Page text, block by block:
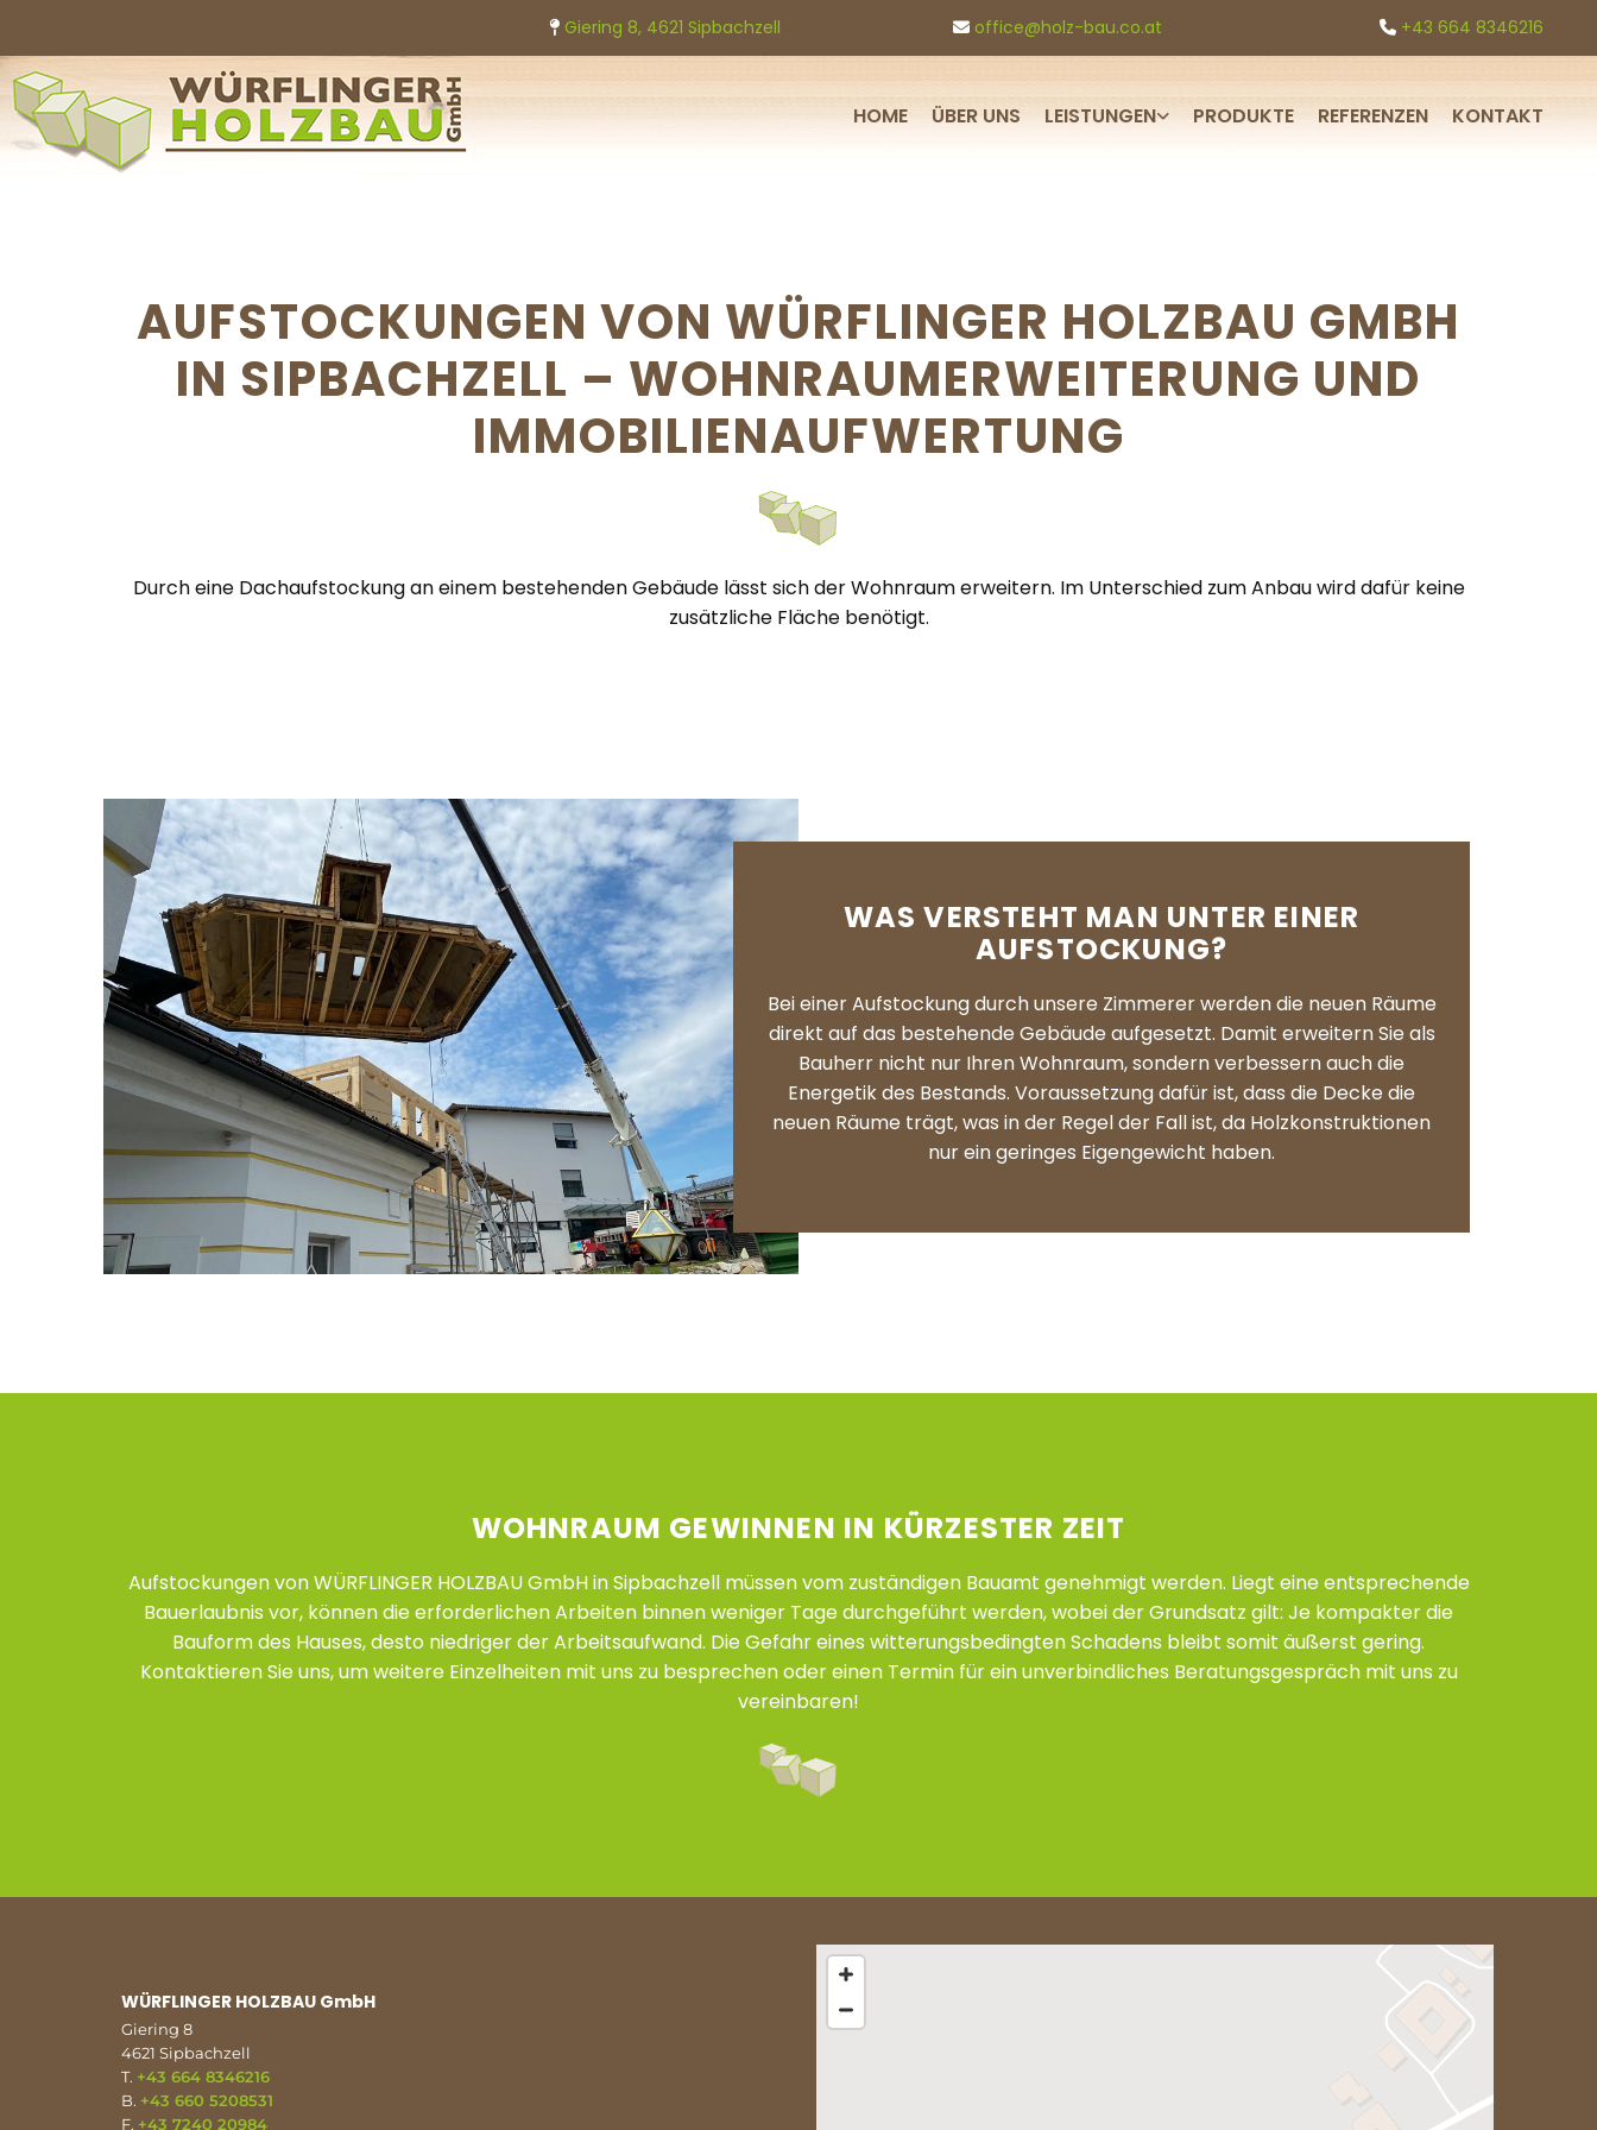
 Giering 8, 4621 Sipbachzell  office@holz-bau.co.at  +43 664 8346216
HOME ÜBER UNS LEISTUNGEN PRODUKTE REFERENZEN KONTAKT
AUFSTOCKUNGEN VON WÜRFLINGER HOLZBAU GMBH
IN SIPBACHZELL – WOHNRAUMERWEITERUNG UND
IMMOBILIENAUFWERTUNG
Durch eine Dachaufstockung an einem bestehenden Gebäude lässt sich der Wohnraum erweitern. Im Unterschied zum Anbau wird dafür keine
zusätzliche Fläche benötigt.
WAS VERSTEHT MAN UNTER EINER
AUFSTOCKUNG?
Bei einer Aufstockung durch unsere Zimmerer werden die neuen Räume
direkt auf das bestehende Gebäude aufgesetzt. Damit erweitern Sie als
Bauherr nicht nur Ihren Wohnraum, sondern verbessern auch die
Energetik des Bestands. Voraussetzung dafür ist, dass die Decke die
neuen Räume trägt, was in der Regel der Fall ist, da Holzkonstruktionen
nur ein geringes Eigengewicht haben.
WOHNRAUM GEWINNEN IN KÜRZESTER ZEIT
Aufstockungen von WÜRFLINGER HOLZBAU GmbH in Sipbachzell müssen vom zuständigen Bauamt genehmigt werden. Liegt eine entsprechende
Bauerlaubnis vor, können die erforderlichen Arbeiten binnen weniger Tage durchgeführt werden, wobei der Grundsatz gilt: Je kompakter die
Bauform des Hauses, desto niedriger der Arbeitsaufwand. Die Gefahr eines witterungsbedingten Schadens bleibt somit äußerst gering.
Kontaktieren Sie uns, um weitere Einzelheiten mit uns zu besprechen oder einen Termin für ein unverbindliches Beratungsgespräch mit uns zu
vereinbaren!
WÜRFLINGER HOLZBAU GmbH
Giering 8
4621 Sipbachzell
T. +43 664 8346216
B. +43 660 5208531
F. +43 7240 20984